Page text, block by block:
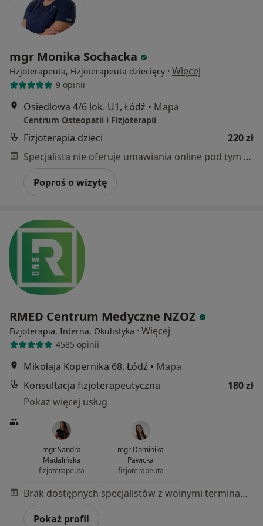
mgr Monika Sochacka
Fizjoterapeuta, Fizjoterapeuta dziecięcy · Więcej
9 opinii
Osiedlowa 4/6 lok. U1, Łódź • Mapa
Centrum Osteopatii i Fizjoterapii
Fizjoterapia dzieci
220 zł
Specjalista nie oferuje umawiania online pod tym adresem.
Poproś o wizytę
RMED Centrum Medyczne NZOZ
Fizjoterapia, Interna, Okulistyka · Więcej
4585 opinii
Mikołaja Kopernika 68, Łódź • Mapa
Konsultacja fizjoterapeutyczna
180 zł
Pokaż więcej usług
mgr Sandra
Madalińska
fizjoterapeuta
mgr Dominika
Pawicka
fizjoterapeuta
Brak dostępnych specjalistów z wolnymi terminami w tym centrum medycznym.
Pokaż profil